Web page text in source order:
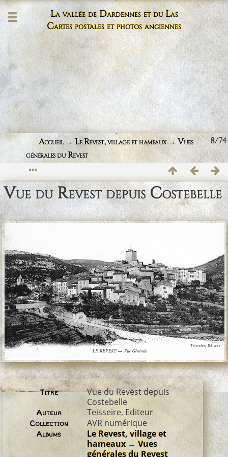
La vallée de Dardennes et du Las
Cartes postales et photos anciennes
8/74
Accueil→Le Revest, village et hameaux→Vues
générales du Revest
Vue du Revest depuis Costebelle
Titre
Vue du Revest depuis
Costebelle
Auteur Teisseire, Editeur
Collection AVR numérique
Albums
Le Revest, village et
hameaux→Vues
générales du Revest